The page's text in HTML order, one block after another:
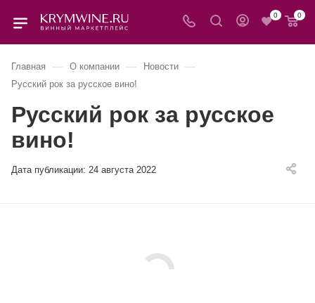
0 0
Главная — О компании — Новости —
Русский рок за русское вино!
Русский рок за русское
вино!
Дата публикации: 24 августа 2022